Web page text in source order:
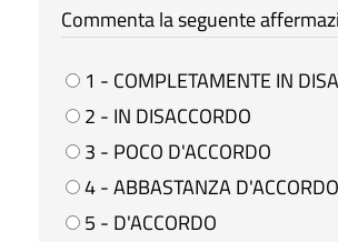
Commenta la seguente
1 - COMPLETAMENTE IN
2 - IN DISACCORDO
3 - POCO D'ACCORDO
4 - ABBASTANZA D'ACCORDO
5 - D'ACCORDO